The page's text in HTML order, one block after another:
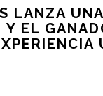
LANZA UNA
Y EL